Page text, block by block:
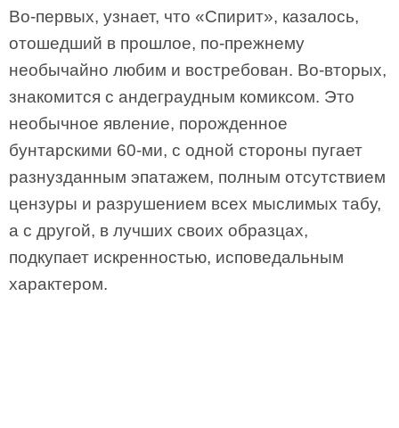
Во-первых, узнает, что «Спирит», казалось,
отошедший в прошлое, по-прежнему
необычайно любим и востребован. Во-вторых,
знакомится с андеграудным комиксом. Это
необычное явление, порожденное
бунтарскими 60-ми, с одной стороны пугает
разнузданным эпатажем, полным отсутствием
цензуры и разрушением всех мыслимых табу,
а с другой, в лучших своих образцах,
подкупает искренностью, исповедальным
характером.